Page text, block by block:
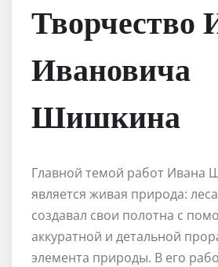
Творчество
Ивановича
Шишкина
Главной темой работ Ивана
является живая природа:
создавал свои полотна с
аккуратной и детальной
элемента природы. В его